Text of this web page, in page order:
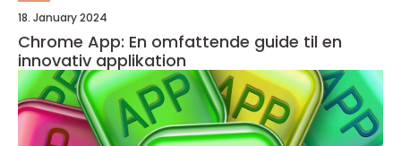
18. January 2024
Chrome App: En omfattende guide til en
innovativ applikation